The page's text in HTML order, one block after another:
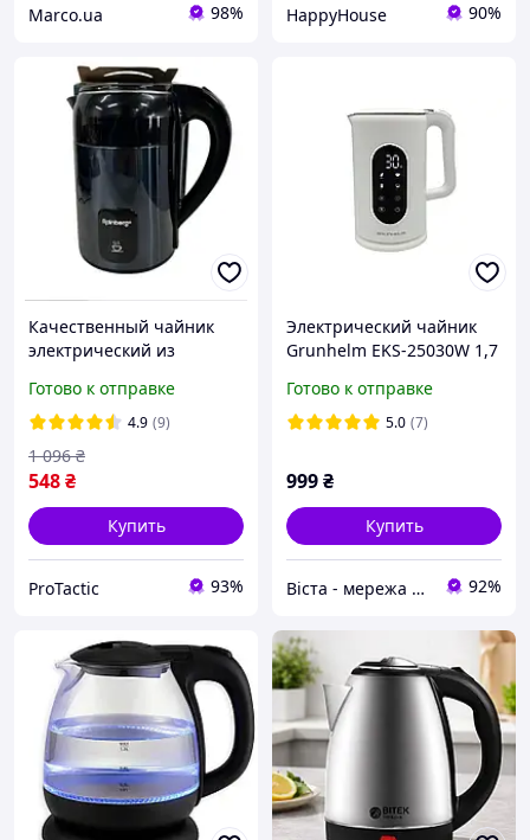
Marco.ua 98% HappyHouse 90%
Качественный чайник
электрический из
Rainberg 2200 Вт, Чайник
електро, Электрочайники
PRO
Готово к отправке
4.9 (9)
548₴
1 096 ₴
Купить
ProTactic 93%
Электрический чайник
Grunhelm EKS-25030W 1,7
LED-дисплеем и
двойными стенками
Готово к отправке
5.0 (7)
999₴
Купить
Віста - мережа будівельно-господарчих маркетів 92%